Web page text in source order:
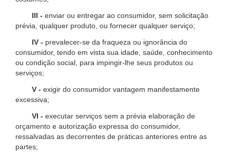
III - enviar ou entregar ao consumidor, sem solicitação
prévia, qualquer produto, ou fornecer qualquer serviço;
IV - prevalecer-se da fraqueza ou ignorância do
consumidor, tendo em vista sua idade, saúde, conhecimento
ou condição social, para impingir-lhe seus produtos ou
serviços;
V - exigir do consumidor vantagem manifestamente
excessiva;
VI - executar serviços sem a prévia elaboração de
orçamento e autorização expressa do consumidor,
ressalvadas as decorrentes de práticas anteriores entre as
partes;